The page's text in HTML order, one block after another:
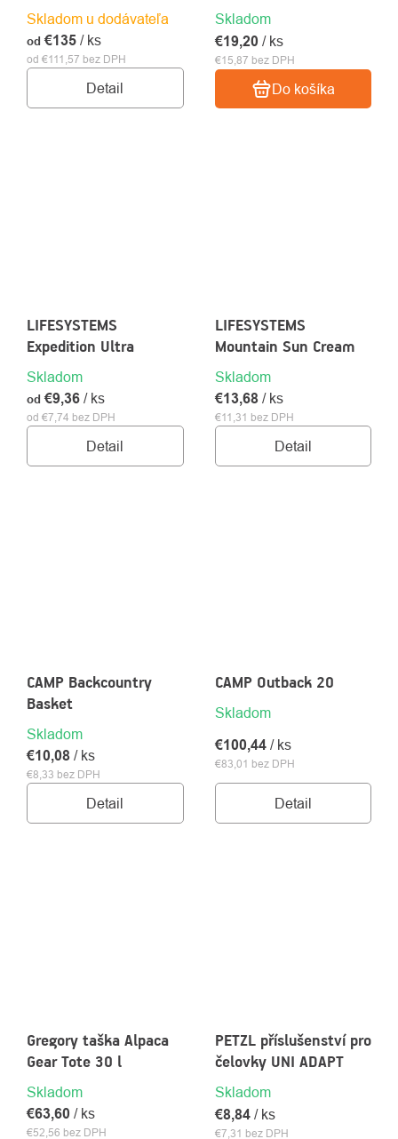
Skladom u dodávateľa
od €111,57 bez DPH
od €135 / ks
Detail
Skladom
€15,87 bez DPH
€19,20 / ks
Do košíka
LIFESYSTEMS
Expedition Ultra
Skladom
od €7,74 bez DPH
od €9,36 / ks
Detail
LIFESYSTEMS
Mountain Sun Cream
Skladom
€11,31 bez DPH
€13,68 / ks
Detail
CAMP Backcountry
Basket
Skladom
€8,33 bez DPH
€10,08 / ks
Detail
CAMP Outback 20
Skladom
€83,01 bez DPH
€100,44 / ks
Detail
Gregory taška Alpaca
Gear Tote 30 l
Skladom
€52,56 bez DPH
€63,60 / ks
PETZL příslušenství pro
čelovky UNI ADAPT
Skladom
€7,31 bez DPH
€8,84 / ks